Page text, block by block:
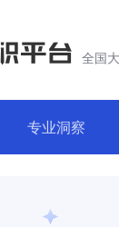
全国
专业洞察